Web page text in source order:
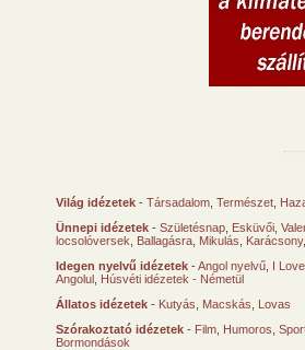
Világ idézetek - Társadalom Természet
Ünnepi idézetek - Születésnap Esküvői
locsolóversek
Ballagásra Mikulás Karácsony
Idegen nyelvű idézetek -Angol nyelvű I
Angolul Húsvéti idézetek - Németül
Állatos idézetek - Kutyás Macskás
Lovas
Szórakoztató idézetek - Film Humoros
Bormondások